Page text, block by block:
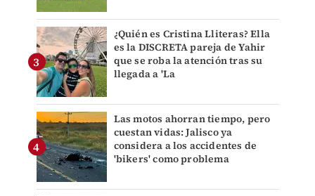
¿Quién es Cristina Lliteras? Ella
es la DISCRETA pareja de Yahir
que se roba la atención tras su
llegada a 'La
Las motos ahorran tiempo, pero
cuestan vidas: Jalisco ya
considera a los accidentes de
'bikers' como problema